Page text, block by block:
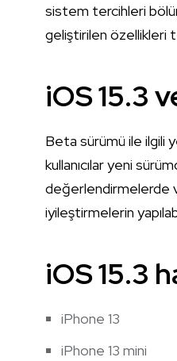
sistem tercihleri
geliştirilen özellikleri
iOS 15.3
Beta sürümü ile ilgili
kullanıcılar yeni
değerlendirmelerde
iyileştirmelerin
iOS 15.3
iPhone 13
iPhone 13 mini